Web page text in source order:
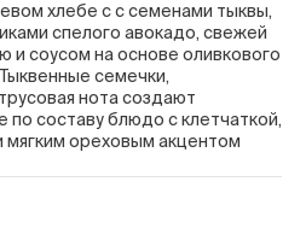
хлебе с с семенами тыквы,
спелого авокадо, свежей
и соусом на основе оливкового
семечки,
нота создают
по составу блюдо с клетчаткой,
ореховым акцентом